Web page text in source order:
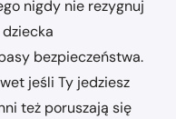
nigdy nie rezygnuj
bezpieczeństwa.
jeśli Ty jedziesz
też poruszają się